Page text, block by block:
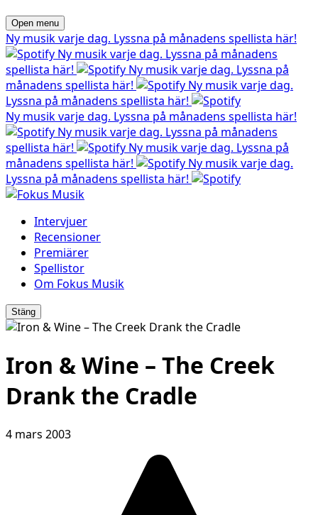
Open menu
Ny musik varje dag. Lyssna på månadens spellista här!
Ny musik varje dag. Lyssna på månadens
spellista här!
Ny musik varje dag. Lyssna på
månadens spellista här!
Ny musik varje dag.
Lyssna på månadens spellista här!
Ny musik varje dag. Lyssna på månadens spellista här!
Ny musik varje dag. Lyssna på månadens
spellista här!
Ny musik varje dag. Lyssna på
månadens spellista här!
Ny musik varje dag.
Lyssna på månadens spellista här!
Intervjuer
Recensioner
Premiärer
Spellistor
Om Fokus Musik
Stäng
Iron & Wine – The Creek
Drank the Cradle
4 mars 2003